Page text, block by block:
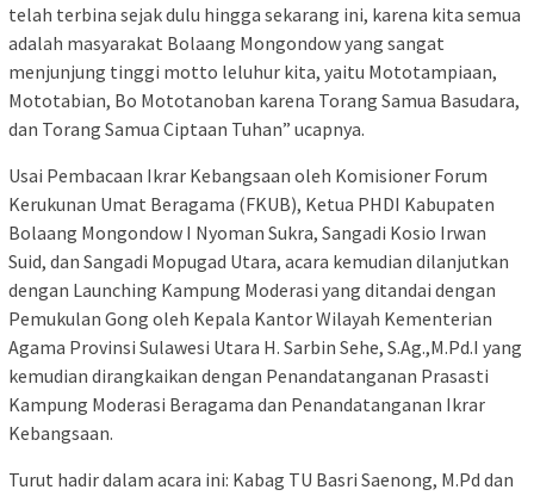
telah terbina sejak dulu hingga sekarang ini, karena kita semua
adalah masyarakat Bolaang Mongondow yang sangat
menjunjung tinggi motto leluhur kita, yaitu Mototampiaan,
Mototabian, Bo Mototanoban karena Torang Samua Basudara,
dan Torang Samua Ciptaan Tuhan” ucapnya.
Usai Pembacaan Ikrar Kebangsaan oleh Komisioner Forum
Kerukunan Umat Beragama (FKUB), Ketua PHDI Kabupaten
Bolaang Mongondow I Nyoman Sukra, Sangadi Kosio Irwan
Suid, dan Sangadi Mopugad Utara, acara kemudian dilanjutkan
dengan Launching Kampung Moderasi yang ditandai dengan
Pemukulan Gong oleh Kepala Kantor Wilayah Kementerian
Agama Provinsi Sulawesi Utara H. Sarbin Sehe, S.Ag.,M.Pd.I yang
kemudian dirangkaikan dengan Penandatanganan Prasasti
Kampung Moderasi Beragama dan Penandatanganan Ikrar
Kebangsaan.
Turut hadir dalam acara ini: Kabag TU Basri Saenong, M.Pd dan